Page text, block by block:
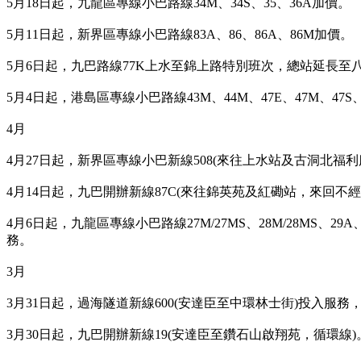
5月18日起，九龍區專線小巴路線34M、34S、35、36A加價。
5月11日起，新界區專線小巴路線83A、86、86A、86M加價。
5月6日起，九巴路線77K上水至錦上路特別班次，總站延長
5月4日起，港島區專線小巴路線43M、44M、47E、47M、47S
4月
4月27日起，新界區專線小巴新線508(來往上水站及古洞北福
4月14日起，九巴開辦新線87C(來往錦英苑及紅磡站，來回不
4月6日起，九龍區專線小巴路線27M/27MS、28M/28MS、
務。
3月
3月31日起，過海隧道新線600(安達臣至中環林士街)投入服務
3月30日起，九巴開辦新線19(安達臣至鑽石山啟翔苑，循環